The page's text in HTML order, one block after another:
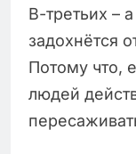
В-третьих –
задохнётся
Потому что,
людей